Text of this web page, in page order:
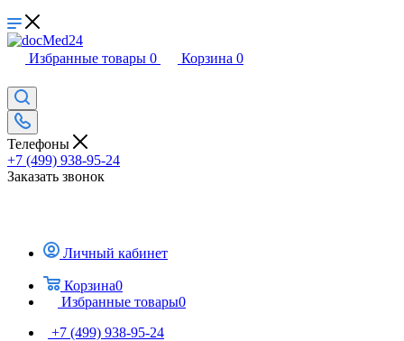
Избранные товары 0 Корзина 0
Телефоны
+7 (499) 938-95-24
Заказать звонок
Личный кабинет
Корзина0
Избранные товары0
+7 (499) 938-95-24